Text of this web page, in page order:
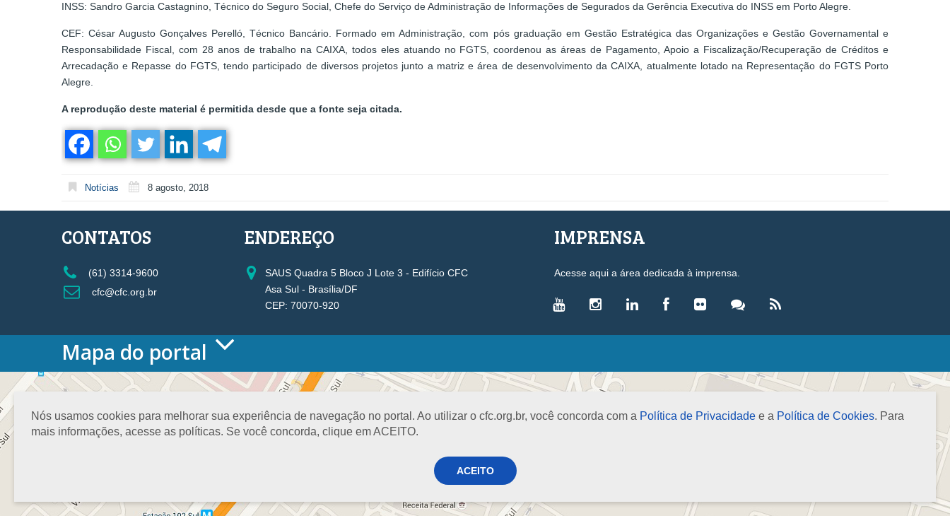
INSS: Sandro Garcia Castagnino, Técnico do Seguro Social, Chefe do Serviço de Administração de Informações de Segurados da Gerência Executiva do INSS em Porto Alegre.
CEF: César Augusto Gonçalves Perelló, Técnico Bancário. Formado em Administração, com pós graduação em Gestão Estratégica das Organizações e Gestão Governamental e
Responsabilidade Fiscal, com 28 anos de trabalho na CAIXA, todos eles atuando no FGTS, coordenou as áreas de Pagamento, Apoio a Fiscalização/Recuperação de Créditos e
Arrecadação e Repasse do FGTS, tendo participado de diversos projetos junto a matriz e área de desenvolvimento da CAIXA, atualmente lotado na Representação do FGTS Porto
Alegre.
A reprodução deste material é permitida desde que a fonte seja citada.
Notícias 8 agosto, 2018
Nós usamos cookies para melhorar sua experiência de navegação no portal. Ao utilizar o cfc.org.br, você concorda com a Política de Privacidade e a Política de Cookies. Para
mais informações, acesse as políticas. Se você concorda, clique em ACEITO.
ACEITO
CONTATOS
(61) 3314-9600
cfc@cfc.org.br
ENDEREÇO
SAUS Quadra 5 Bloco J Lote 3 - Edifício CFC
Asa Sul - Brasília/DF
CEP: 70070-920
IMPRENSA
Acesse aqui a área dedicada à imprensa.
Mapa do portal
HOME
O CONSELHO
Conselho Diretor
Nossa Sede
Planejamento
PRESIDÊNCIA
VICE-PRESIDÊNCIAS
Administrativa
Controle Interno
Desenvolvimento Profissional
Fiscalização, Ética e Disciplina
PROJETOS E PROGRAMAS
LEGISLAÇÃO
Leis
Decretos-Lei
Agência de Notícias